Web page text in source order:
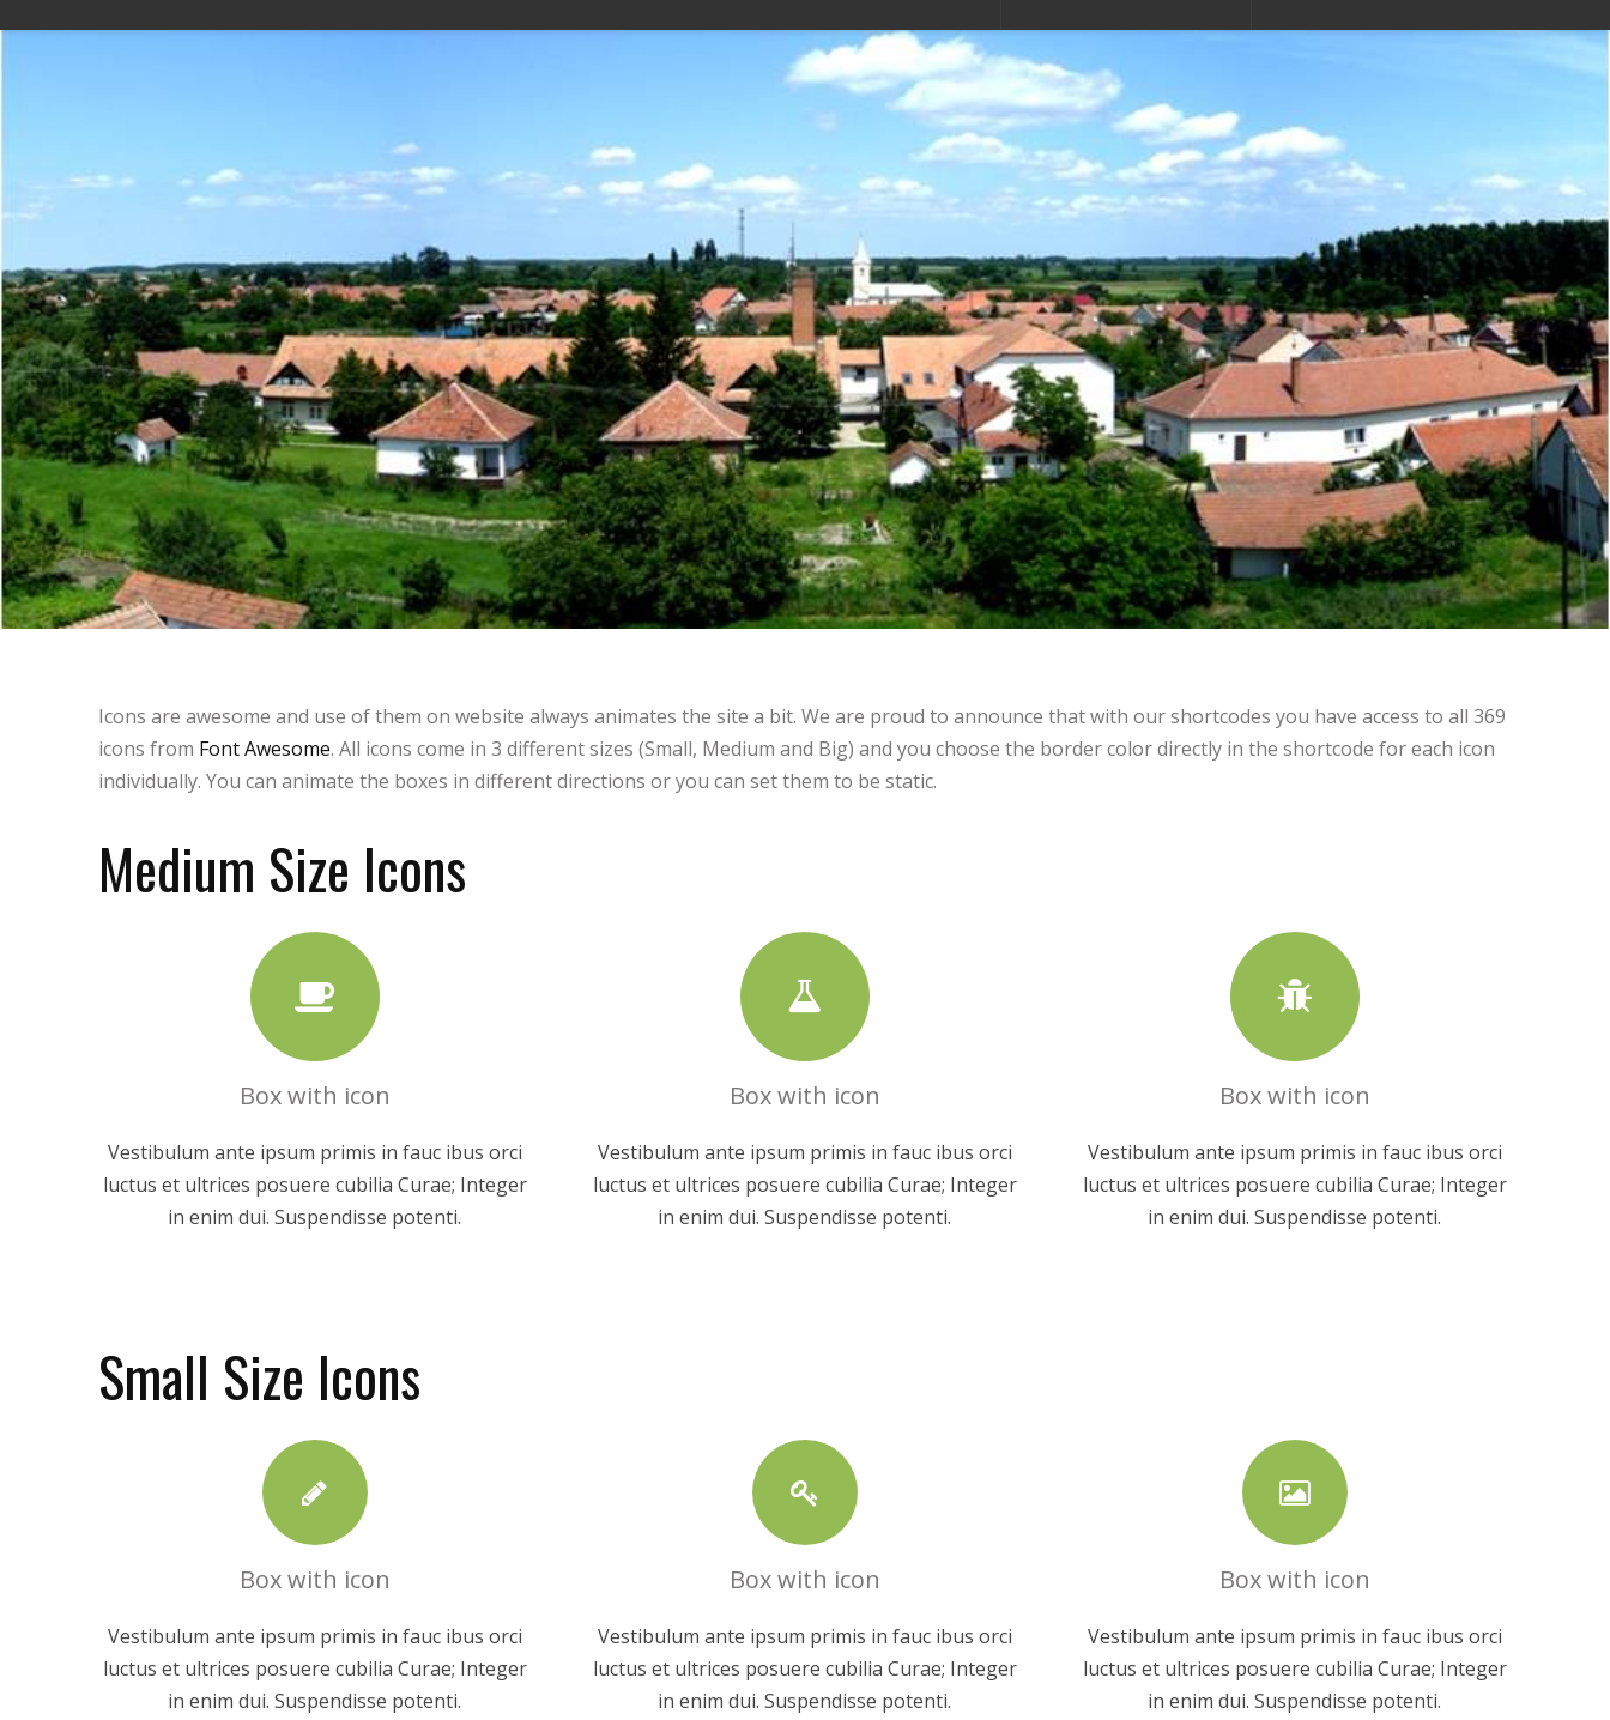
Icons are awesome and use of them on website always animates the site a bit. We are proud to announce that with our shortcodes you have access to all 369
icons from Font Awesome. All icons come in 3 different sizes (Small, Medium and Big) and you choose the border color directly in the shortcode for each icon
individually. You can animate the boxes in different directions or you can set them to be static.
Medium Size Icons
Box with icon
Vestibulum ante ipsum primis in fauc ibus orci
luctus et ultrices posuere cubilia Curae; Integer
in enim dui. Suspendisse potenti.
Box with icon
Vestibulum ante ipsum primis in fauc ibus orci
luctus et ultrices posuere cubilia Curae; Integer
in enim dui. Suspendisse potenti.
Box with icon
Vestibulum ante ipsum primis in fauc ibus orci
luctus et ultrices posuere cubilia Curae; Integer
in enim dui. Suspendisse potenti.
Small Size Icons
Box with icon
Vestibulum ante ipsum primis in fauc ibus orci
luctus et ultrices posuere cubilia Curae; Integer
in enim dui. Suspendisse potenti.
Box with icon
Vestibulum ante ipsum primis in fauc ibus orci
luctus et ultrices posuere cubilia Curae; Integer
in enim dui. Suspendisse potenti.
Box with icon
Vestibulum ante ipsum primis in fauc ibus orci
luctus et ultrices posuere cubilia Curae; Integer
in enim dui. Suspendisse potenti.